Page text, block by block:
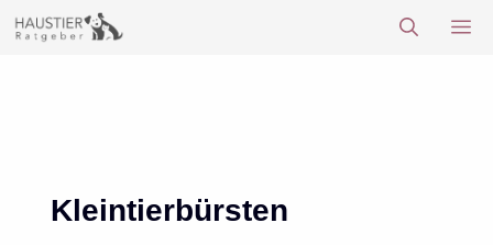
Inhalt
Kleintierbürsten